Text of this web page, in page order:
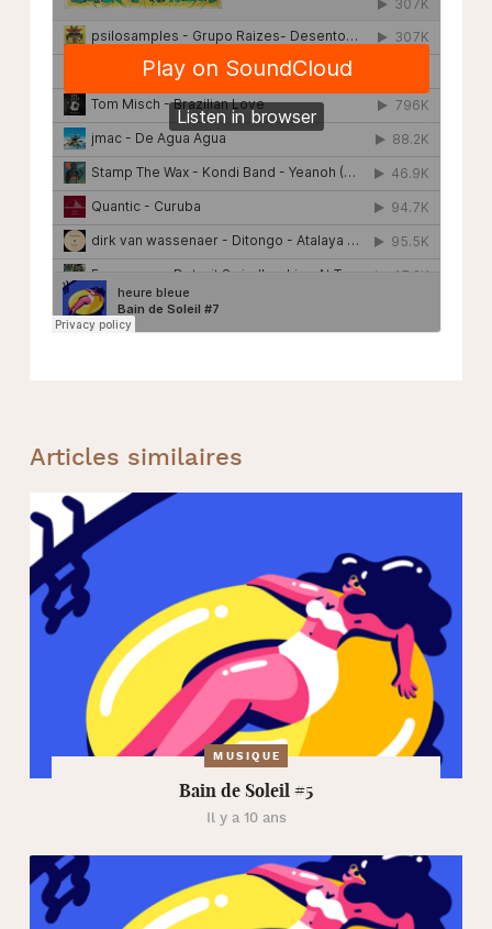
Articles similaires
MUSIQUE
Bain de Soleil #5
Il y a 10 ans